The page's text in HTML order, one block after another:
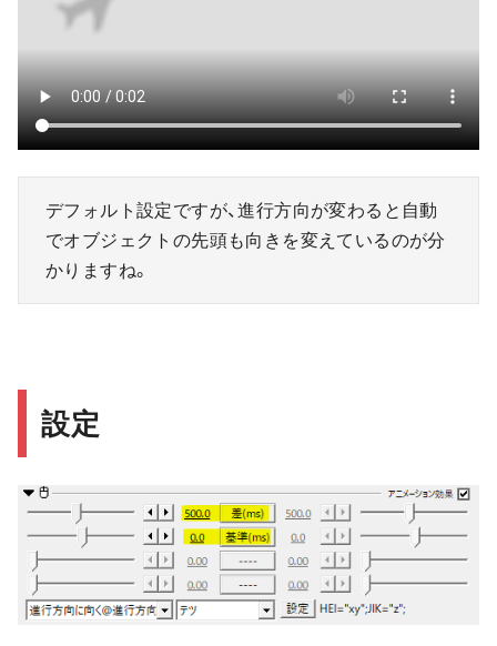
デフォルト設定ですが、進行方向が変わると自動
でオブジェクトの先頭も向きを変えているのが分
かりますね。
設定